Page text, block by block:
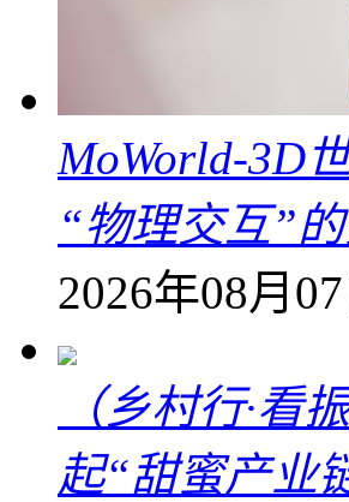
MoWorld-3D
“物理交互”
2026年08月
（乡村行·
起“甜蜜产业